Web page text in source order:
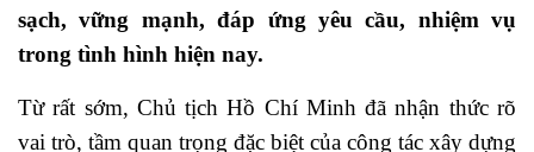
sạch, vững mạnh, đáp ứng yêu cầu, nhiệm vụ
trong tình hình hiện nay.
Từ rất sớm, Chủ tịch Hồ Chí Minh đã nhận thức rõ
vai trò, tầm quan trọng đặc biệt của công tác xây dựng